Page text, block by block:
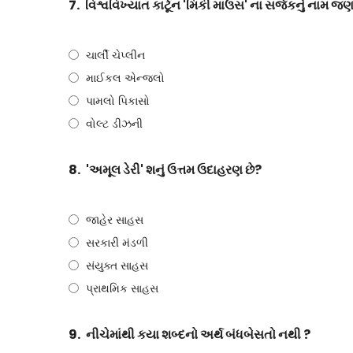
7. વિશ્વવિખ્યાત કાર્ટૂન 'મિકી માઉસ' ના સર્જકનું નામ
ચાર્લી ચેપ્લીન
માઈકલ એન્જલો
પામલો પિકાસો
વોલ્ટ ડીઝની
8. 'અમૂલ ડેરી' શનું ઉત્તમ ઉદાહરણ છે?
જાહેર સાહસ
સરકારી મંડળી
સંયુક્ત સાહસ
પ્રાથમિક સાહસ
9. નીચેમાંથી કયા શબ્દનો અર્થ બંધબેસતો નથી ?